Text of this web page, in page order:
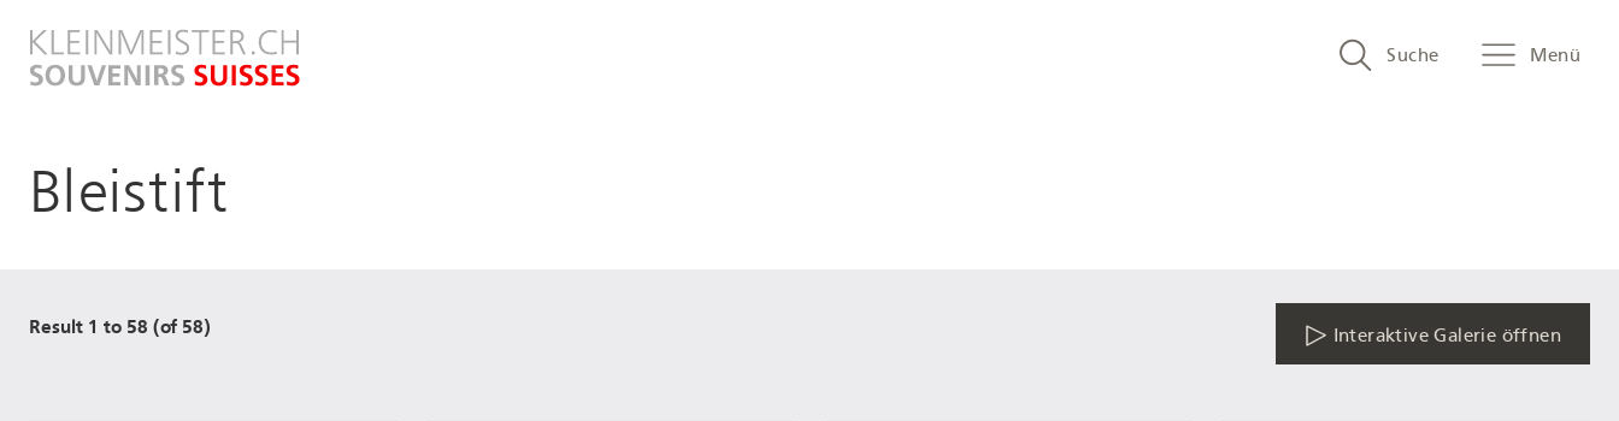
zum
Inhalt
Search
Suche Menü
Bleistift
Result 1 to 58 (of 58) Interaktive Galerie öffnen